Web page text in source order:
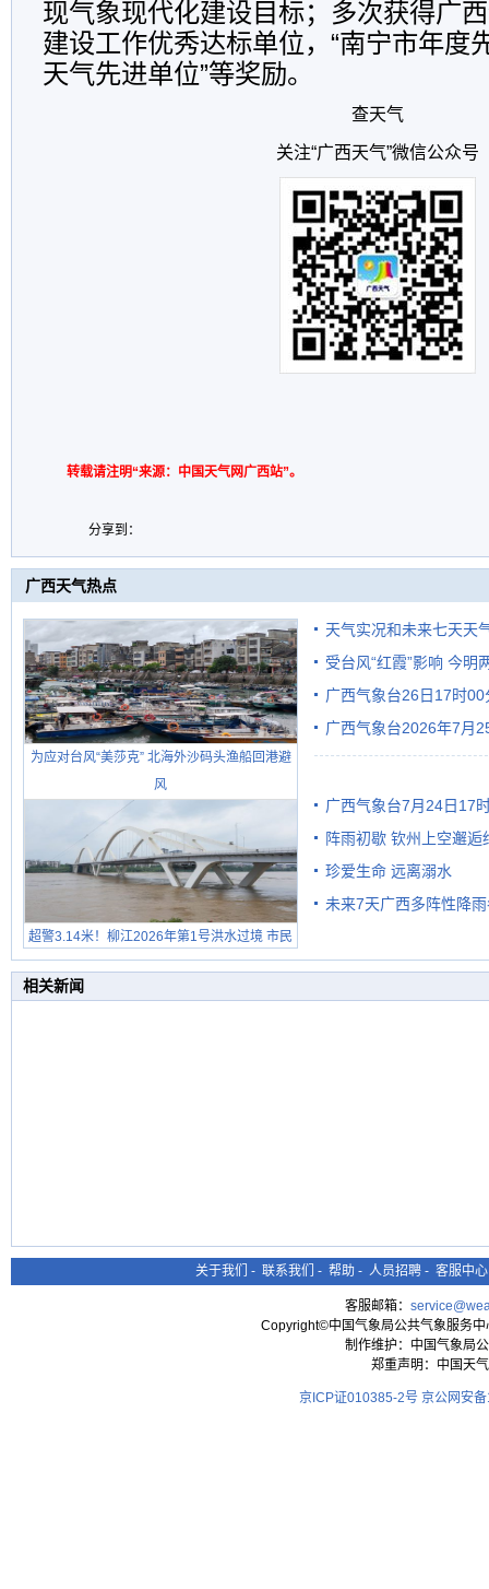
现气象现代化建设目标；多次获得广
建设工作优秀达标单位，“南宁市年度
天气先进单位”等奖励。
查天气
关注“广西天气”微信公众号
转载请注明“来源：中国天气网广西站”。
分享到：
广西天气热点
为应对台风“美莎克” 北海外沙码头渔船回港避
风
超警3.14米！柳江2026年第1号洪水过境 市民
在堤岸见证汛况
天气实况和未来七天天
受台风“红霞”影响 今明
有较强降雨
广西气象台26日17时
广西气象台2026年7月
广西气象台7月24日17
阵雨初歇 钦州上空邂逅
珍爱生命 远离溺水
未来7天广西多阵性降
相关新闻
关于我们 - 联系我们 - 帮助 - 人员招聘 - 客服中心
客服邮箱：
Copyright©中国气象局公共气象服务
制作维护：中国气象局
郑重声明：中国天
京ICP证010385-2号 京公网安